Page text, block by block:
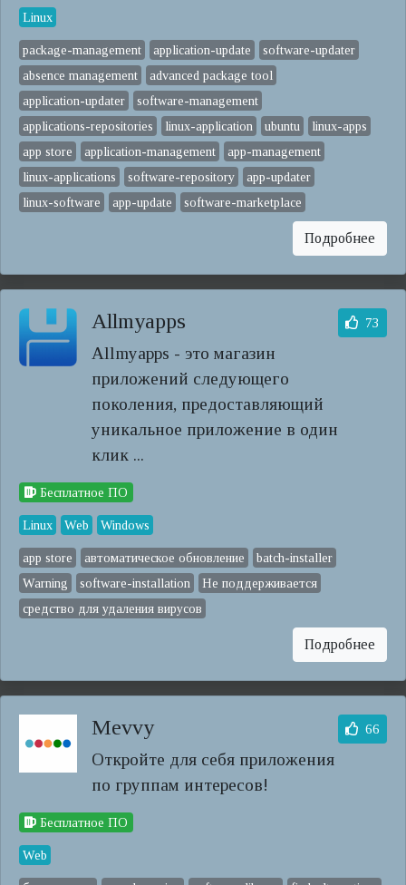
Linux
package-management application-update
software-updater
absence management
advanced package tool
application-updater
software-management
applications-repositories
linux-application ubuntu
linux-apps
app store
application-management
app-management
linux-applications
software-repository
app-updater
linux-software
app-update software-marketplace
Подробнее
Allmyapps
Allmyapps - это магазин
приложений следующего
поколения, предоставляющий
уникальное приложение в один
клик ...
73
Бесплатное ПО
Linux Web Windows
app store автоматическое обновление
batch-installer
Warning
software-installation
Не поддерживается
средство для удаления вирусов
Подробнее
Mevvy
Откройте для себя приложения
по группам интересов!
66
Бесплатное ПО
Web